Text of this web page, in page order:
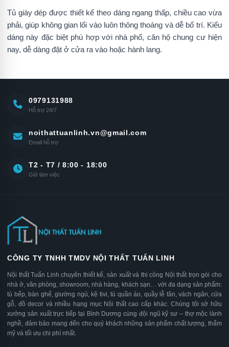
Tủ giày dép được thiết kế theo dáng ngang thấp, chiều cao vừa
phải, giúp không gian lối vào luôn thông thoáng và dễ bố trí. Kiểu
dáng này đặc biệt phù hợp với nhà phố, căn hộ chung cư hiện
nay, dễ dàng đặt ở cửa ra vào hoặc hành lang.
0979131988
Hỗ trợ 24/7
noithattuanlinh.vn@gmail.com
Email hỗ trợ
T2 - T7 / 8:00 - 18:00
Giờ làm việc
CÔNG TY TNHH TMDV NỘI THẤT TUẤN LINH
Nội thất Tuấn Linh chuyên thiết kế, sản xuất và thi công Nội thất trọn gói cho
nhà ở, văn phòng, showroom, nhà hàng, khách sạn… với đa dạng sản phẩm:
tủ bếp, bàn ghế, giường ngủ, kệ tivi, tủ quần áo, quầy lễ tân, vách ngăn, cửa
gỗ, đồ decor và nhiều hạng mục Nội thất cao cấp khác. Chúng tôi sở hữu
xưởng sản xuất trực tiếp tại Bình Dương cùng đội ngũ kỹ sư – thợ mộc lành
nghề, đảm bảo mang đến cho quý khách những sản phẩm chất lượng, thẩm
mỹ và tối ưu chi phí nhất.